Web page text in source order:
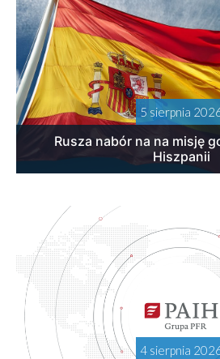
5 sierpnia
Rusza nabór na na misję
Hiszpanii
4 sierpnia